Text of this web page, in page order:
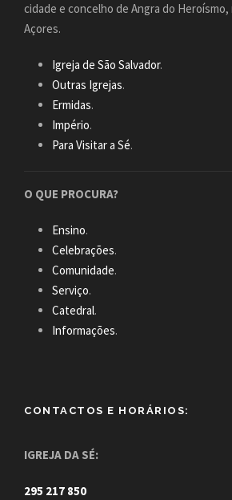
cidade e concelho de Angra do Heroísmo,
Açores.
Igreja de São Salvador.
Outras Igrejas.
Ermidas.
Império.
Para Visitar a Sé.
O QUE PROCURA?
Ensino.
Celebrações.
Comunidade.
Serviço.
Catedral.
Informações.
CONTACTOS E HORÁRIOS:
IGREJA DA SÉ:
295 217 850